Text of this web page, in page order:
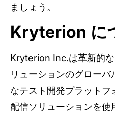
ましょう。
Kryterion に
Kryterion Inc.は革新的
リューションのグロー
なテスト開発プラット
配信ソリューションを使